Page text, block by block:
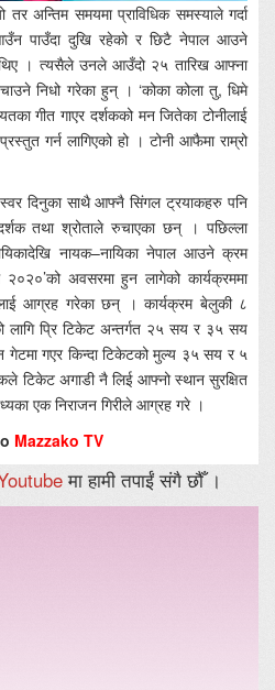
अन्तिम समयमा प्राविधिक समस्याले गर्दा
पाउँदा दुखि रहेको र छिटै नेपाल आउने
थिए । त्यसैले उनले आउँदो २५ तारिख आफ्ना
निधो गरेका हुन् । ‘कोका कोला तु, धिमे
गीत गाएर दर्शकको मन जितेका टोनीलाई
गर्न लागिएको हो । टोनी आफैमा राम्रो
स्वर दिनुका साथै आफ्नै सिंगल ट्रयाकहरु पनि
तथा श्रोताले रुचाएका छन् । पछिल्ला
नायक–नायिका नेपाल आउने क्रम
अवसरमा हुन लागेको कार्यक्रममा
आग्रह गरेका छन् । कार्यक्रम बेलुकी ८
प्रि टिकेट अन्तर्गत २५ सय र ३५ सय
गएर किन्दा टिकेटको मुल्य ३५ सय र ५
टिकेट अगाडी नै लिई आफ्नो स्थान सुरक्षित
एक निराजन गिरीले आग्रह गरे ।
Mazzako TV
मा हामी तपाईं संगै छौँ ।